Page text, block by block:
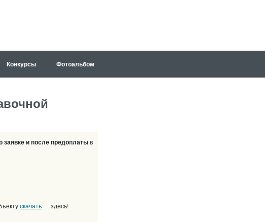
Конкурсы Фотоальбом
заявке и после предоплатыв
скачать здесь!